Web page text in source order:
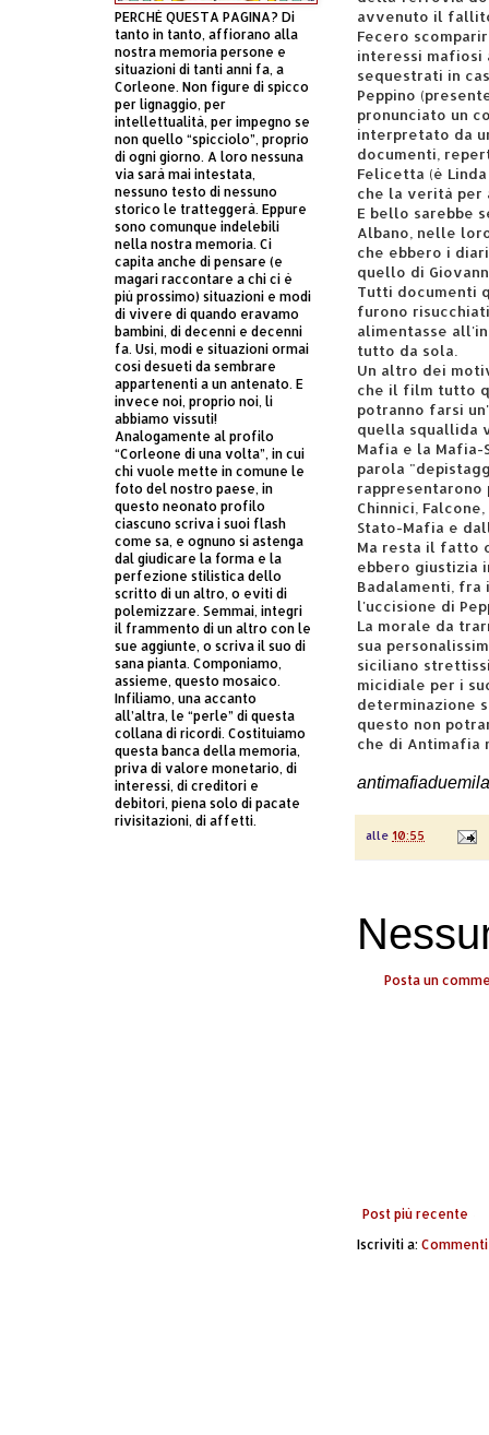
avvenuto il
Fecero
interessi mafiosi
sequestrati in
Peppino
pronunciato un
interpretato da
documenti,
Felicetta (è
che la verità per
E bello sarebbe
Albano, nelle
che ebbero i
quello di
Tutti documenti
furono
alimentasse
tutto da sola.
Un altro dei
che il film tutto
potranno farsi
quella squallida
Mafia e la Mafia-
parola
rappresentarono
Chinnici,
Stato-Mafia e
Ma resta il fatto
ebbero giustizia
Badalamenti,
l'uccisione di
La morale da
sua
siciliano
micidiale per i
determinazione
questo non
che di Antimafia
alle 10:55
Posta un
Post più recente
Iscriviti a:
PERCHÈ QUESTA PAGINA? Di
tanto in tanto, affiorano alla
nostra memoria persone e
situazioni di tanti anni fa, a
Corleone. Non figure di spicco
per lignaggio, per
intellettualità, per impegno se
non quello “spicciolo”, proprio
di ogni giorno. A loro nessuna
via sarà mai intestata,
nessuno testo di nessuno
storico le tratteggerà. Eppure
sono comunque indelebili
nella nostra memoria. Ci
capita anche di pensare (e
magari raccontare a chi ci è
più prossimo) situazioni e modi
di vivere di quando eravamo
bambini, di decenni e decenni
fa. Usi, modi e situazioni ormai
così desueti da sembrare
appartenenti a un antenato. E
invece noi, proprio noi, li
abbiamo vissuti!
Analogamente al profilo
“Corleone di una volta”, in cui
chi vuole mette in comune le
foto del nostro paese, in
questo neonato profilo
ciascuno scriva i suoi flash
come sa, e ognuno si astenga
dal giudicare la forma e la
perfezione stilistica dello
scritto di un altro, o eviti di
polemizzare. Semmai, integri
il frammento di un altro con le
sue aggiunte, o scriva il suo di
sana pianta. Componiamo,
assieme, questo mosaico.
Infiliamo, una accanto
all’altra, le “perle” di questa
collana di ricordi. Costituiamo
questa banca della memoria,
priva di valore monetario, di
interessi, di creditori e
debitori, piena solo di pacate
rivisitazioni, di affetti.